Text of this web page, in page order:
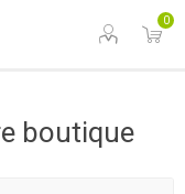
0
boutique